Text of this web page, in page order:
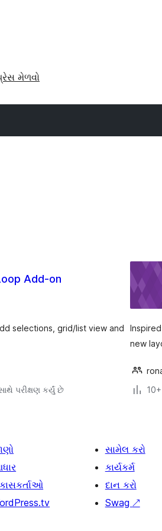
મેળવો
Add-on
selections, grid/list view and
પરીક્ષણ કર્યું છે
new
સામેલ કરો
કાર્યકર્મ
દાન કરો
Swag ↗